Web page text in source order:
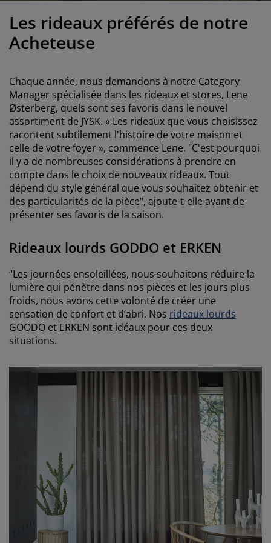
robesavec rangement
enfants
pour enfants
entretien meubles
pour vitrage
d'extérieur
entretien
Les rideaux préférés de notre
Acheteuse
Chaque année, nous demandons à notre Category
Manager spécialisée dans les rideaux et stores, Lene
Østerberg, quels sont ses favoris dans le nouvel
assortiment de JYSK. « Les rideaux que vous choisissez
racontent subtilement l'histoire de votre maison et
celle de votre foyer », commence Lene. "C'est pourquoi
il y a de nombreuses considérations à prendre en
compte dans le choix de nouveaux rideaux. Tout
dépend du style général que vous souhaitez obtenir et
des particularités de la pièce", ajoute-t-elle avant de
présenter ses favoris de la saison.
Rideaux lourds GODDO et ERKEN
“Les journées ensoleillées, nous souhaitons réduire la
lumière qui pénètre dans nos pièces et les jours plus
froids, nous avons cette volonté de créer une
sensation de confort et d’abri. Nos rideaux lourds
GOODO et ERKEN sont idéaux pour ces deux
situations.